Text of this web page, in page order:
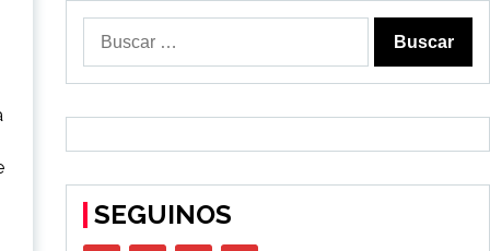
SEGUINOS